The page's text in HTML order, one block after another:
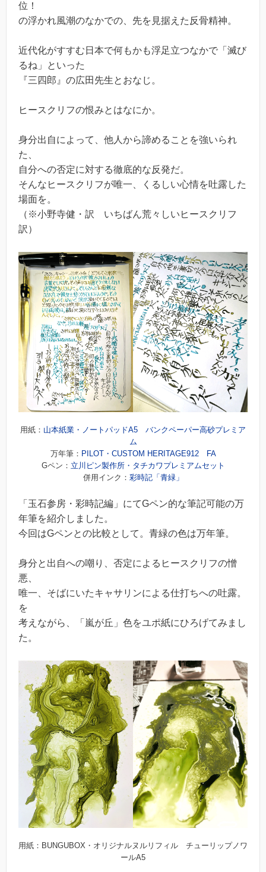
位！
の浮かれ風潮のなかでの、先を見据えた反骨精神。
近代化がすすむ日本で何もかも浮足立つなかで「滅び
るね」といった
『三四郎』の広田先生とおなじ。
ヒースクリフの恨みとはなにか。
身分出自によって、他人から諦めることを強いられ
た、
自分への否定に対する徹底的な反発だ。
そんなヒースクリフが唯一、くるしい心情を吐露した
場面を。
（※小野寺健・訳 いちばん荒々しいヒースクリフ
訳）
用紙： 山本紙業・ノートパッドA5 バンクペーパー高砂プレミア
ム
万年筆： PILOT・CUSTOM HERITAGE912 FA
Gペン： 立川ピン製作所・タチカワプレミアムセット
併用インク： 彩時記「青緑」
「玉石参房・彩時記編」にてGペン的な筆記可能の万
年筆を紹介しました。
今回はGペンとの比較として。青緑の色は万年筆。
身分と出自への嘲り、否定によるヒースクリフの憎
悪、
唯一、そばにいたキャサリンによる仕打ちへの吐露。
を
考えながら、「嵐が丘」色をユポ紙にひろげてみまし
た。
用紙：BUNGUBOX・オリジナルヌルリフィル チューリップノワ
ールA5